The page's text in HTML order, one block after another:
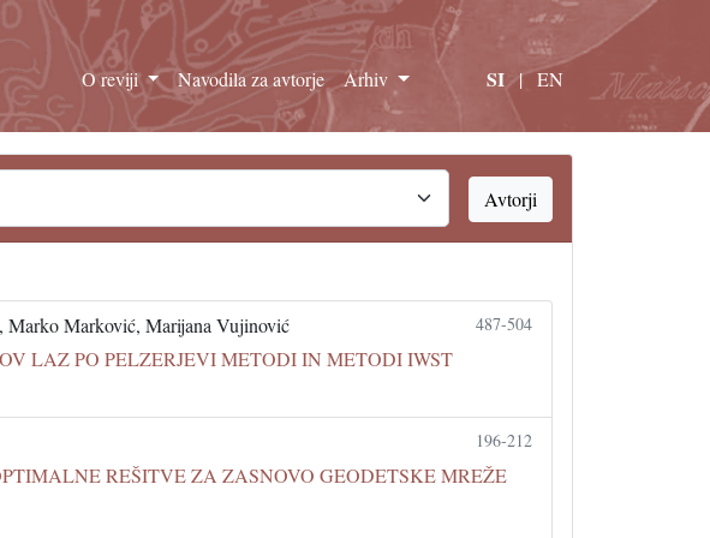
O reviji Navodila za avtorje Arhiv SI | EN
Avtorji
Marko Marković, Marijana Vujinović 487-504
LAZ PO PELZERJEVI METODI IN METODI IWST
196-212
REŠITVE ZA ZASNOVO GEODETSKE MREŽE